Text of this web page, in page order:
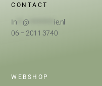
CONTACT
In @
ie.nl
06 – 2011 3740
WEBSHOP